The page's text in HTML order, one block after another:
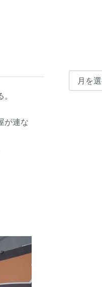
が連な
ー